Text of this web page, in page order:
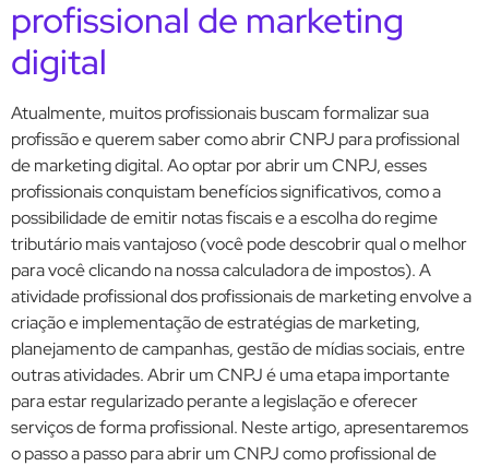
profissional de marketing
digital
Atualmente, muitos profissionais buscam formalizar sua
profissão e querem saber como abrir CNPJ para profissional
de marketing digital. Ao optar por abrir um CNPJ, esses
profissionais conquistam benefícios significativos, como a
possibilidade de emitir notas fiscais e a escolha do regime
tributário mais vantajoso (você pode descobrir qual o melhor
para você clicando na nossa calculadora de impostos). A
atividade profissional dos profissionais de marketing envolve a
criação e implementação de estratégias de marketing,
planejamento de campanhas, gestão de mídias sociais, entre
outras atividades. Abrir um CNPJ é uma etapa importante
para estar regularizado perante a legislação e oferecer
serviços de forma profissional. Neste artigo, apresentaremos
o passo a passo para abrir um CNPJ como profissional de